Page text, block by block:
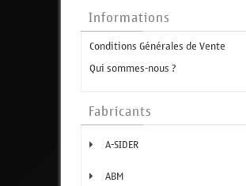
Informations
Conditions Générales de Vente
Qui sommes-nous ?
Fabricants
A-SIDER
ABM